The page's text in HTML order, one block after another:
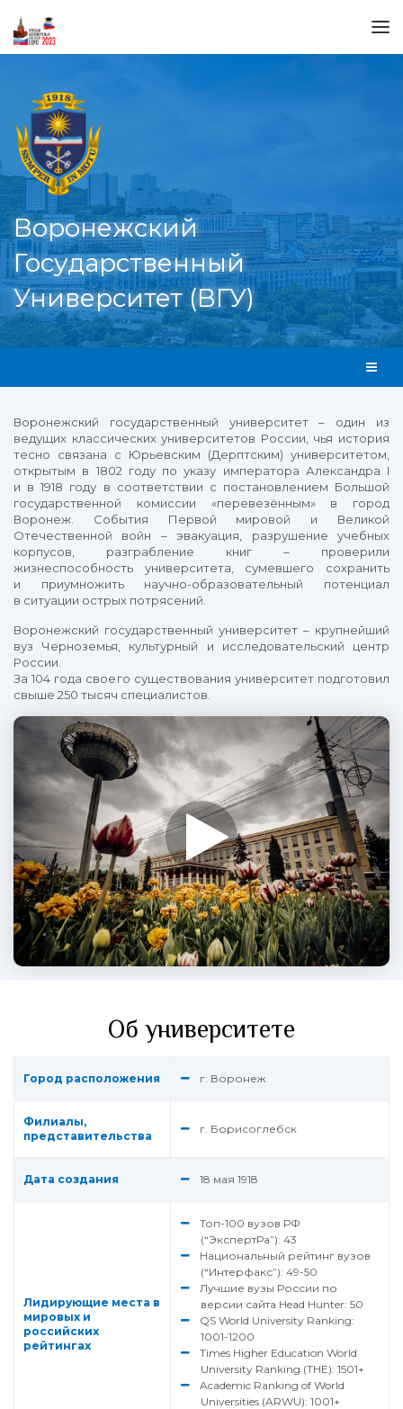
Воронежский
Государственный
Университет (ВГУ)
Воронежский государственный университет – один из
ведущих классических университетов России, чья история
тесно связана с Юрьевским (Дерптским) университетом,
открытым в 1802 году по указу императора Александра I
и в 1918 году в соответствии с постановлением Большой
государственной комиссии «перевезённым» в город
Воронеж. События Первой мировой и Великой
Отечественной войн – эвакуация, разрушение учебных
корпусов, разграбление книг – проверили
жизнеспособность университета, сумевшего сохранить
и приумножить научно-образовательный потенциал
в ситуации острых потрясений.
Воронежский государственный университет – крупнейший
вуз Черноземья, культурный и исследовательский центр
России.
За 104 года своего существования университет подготовил
свыше 250 тысяч специалистов.
Об университете
Город расположения г. Воронеж
Филиалы,
представительства
г. Борисоглебск
Дата создания 18 мая 1918
Лидирующие места в
мировых и
российских
рейтингах
Топ-100 вузов РФ
(“ЭкспертРа”): 43
Национальный рейтинг вузов
(“Интерфакс”): 49-50
Лучшие вузы России по
версии сайта Head Hunter: 50
QS World University Ranking:
1001-1200
Times Higher Education World
University Ranking (THE): 1501+
Academic Ranking of World
Universities (ARWU): 1001+